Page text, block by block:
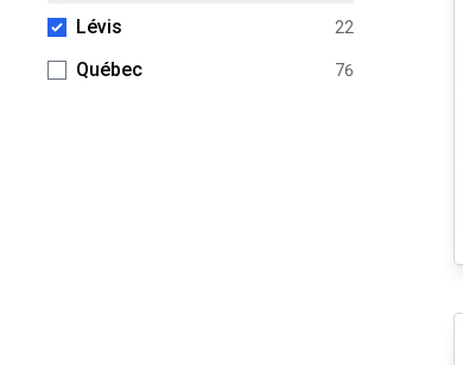
Lévis 22
Québec 76